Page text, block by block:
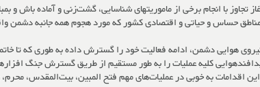
تجاوز با انجام برخی از ماموریتهای شناسایی، گشت‌زنی و آماده
حساس و حیاتی و اقتصادی کشور که مورد هجوم همه جانبه دشمن
کلیه عملیات را به طور مستقیم از طریق گسترش جنگ
در عملیات‌های مهم فتح المبین، بیت‌المقدس، محرم، والفجر ۳، کربلای ۴، کربلای ۵ و مرصاد